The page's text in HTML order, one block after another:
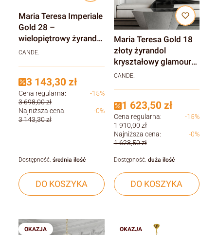
Maria Teresa Imperiale
Gold 28 –
wielopiętrowy żyrandol
kryształowy glamour
CANDE.
3 143,30 zł
Cena regularna:
3 698,00 zł
-15%
Najniższa cena:
3 143,30 zł
-0%
DO KOSZYKA
Dostępność: średnia ilość
Maria Teresa Gold 18
złoty żyrandol
kryształowy glamour
do salonu
CANDE.
1 623,50 zł
Cena regularna:
1 910,00 zł
-15%
Najniższa cena:
1 623,50 zł
-0%
DO KOSZYKA
Dostępność: duża ilość
OKAZJA OKAZJA